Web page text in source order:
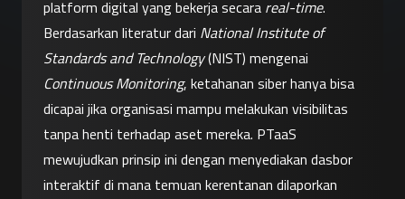
platform digital yang bekerja secara real-time.
Berdasarkan literatur dari National Institute of
Standards and Technology
Continuous Monitoring, ketahanan siber hanya bisa
dicapai jika organisasi mampu melakukan visibilitas
tanpa henti terhadap aset mereka. PTaaS
mewujudkan prinsip ini dengan menyediakan dasbor
interaktif di mana temuan kerentanan dilaporkan